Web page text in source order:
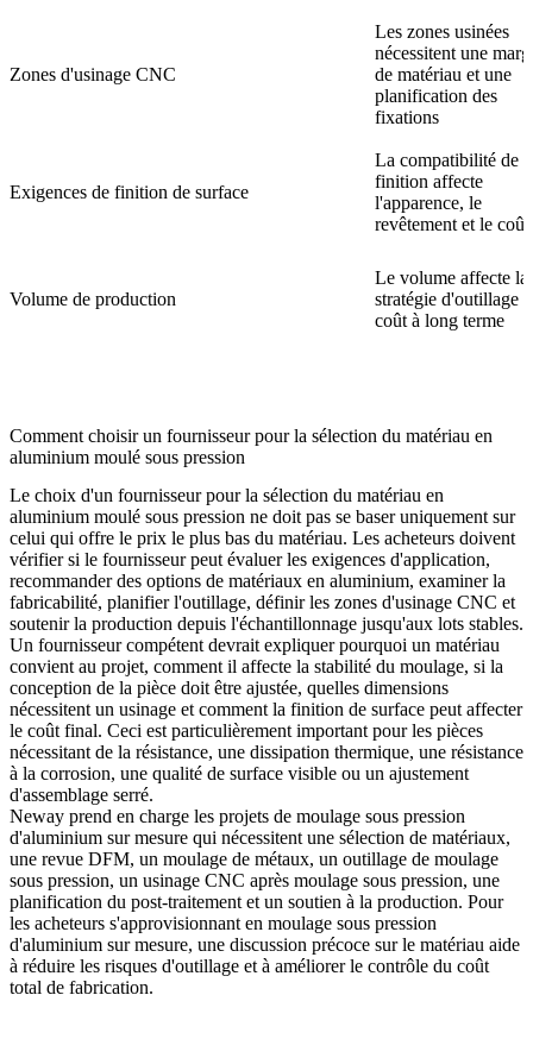
Zones d'usinage CNC
Les zones usinées
nécessitent une
de matériau et une
planification des
fixations
Exigences de finition de surface
La compatibilité de
finition affecte
l'apparence, le
revêtement et le coût
Volume de production
Le volume affecte la
stratégie d'outillage
coût à long terme
Comment choisir un fournisseur pour la sélection du matériau en
aluminium moulé sous pression
Le choix d'un fournisseur pour la sélection du matériau en
aluminium moulé sous pression ne doit pas se baser uniquement sur
celui qui offre le prix le plus bas du matériau. Les acheteurs doivent
vérifier si le fournisseur peut évaluer les exigences d'application,
recommander des options de matériaux en aluminium, examiner la
fabricabilité, planifier l'outillage, définir les zones d'usinage CNC et
soutenir la production depuis l'échantillonnage jusqu'aux lots stables.
Un fournisseur compétent devrait expliquer pourquoi un matériau
convient au projet, comment il affecte la stabilité du moulage, si la
conception de la pièce doit être ajustée, quelles dimensions
nécessitent un usinage et comment la finition de surface peut affecter
le coût final. Ceci est particulièrement important pour les pièces
nécessitant de la résistance, une dissipation thermique, une résistance
à la corrosion, une qualité de surface visible ou un ajustement
d'assemblage serré.
Neway prend en charge les projets de moulage sous pression
d'aluminium sur mesure qui nécessitent une sélection de matériaux,
une revue DFM, un moulage de métaux, un outillage de moulage
sous pression, un usinage CNC après moulage sous pression, une
planification du post-traitement et un soutien à la production. Pour
les acheteurs s'approvisionnant en moulage sous pression
d'aluminium sur mesure, une discussion précoce sur le matériau aide
à réduire les risques d'outillage et à améliorer le contrôle du coût
total de fabrication.